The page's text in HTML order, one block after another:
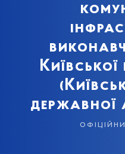
Київської
державної